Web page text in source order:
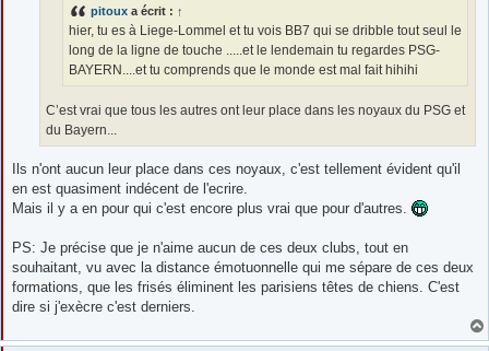
pitoux a écrit : ↑
hier, tu es à Liege-Lommel et tu vois BB7 qui se dribble tout seul le
long de la ligne de touche .....et le lendemain tu regardes PSG-
BAYERN....et tu comprends que le monde est mal fait hihihi
C’est vrai que tous les autres ont leur place dans les noyaux du PSG et
du Bayern...
Ils n'ont aucun leur place dans ces noyaux, c'est tellement évident qu'il
en est quasiment indécent de l'ecrire.
Mais il y a en pour qui c'est encore plus vrai que pour d'autres.
PS: Je précise que je n'aime aucun de ces deux clubs, tout en
souhaitant, vu avec la distance émotuonnelle qui me sépare de ces deux
formations, que les frisés éliminent les parisiens têtes de chiens. C'est
dire si j'exècre c'est derniers.